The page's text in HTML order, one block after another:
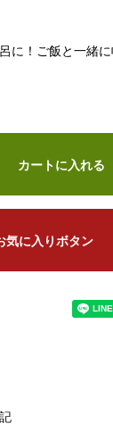
に！ご飯と一緒
カートに入れる
気に入りボタン